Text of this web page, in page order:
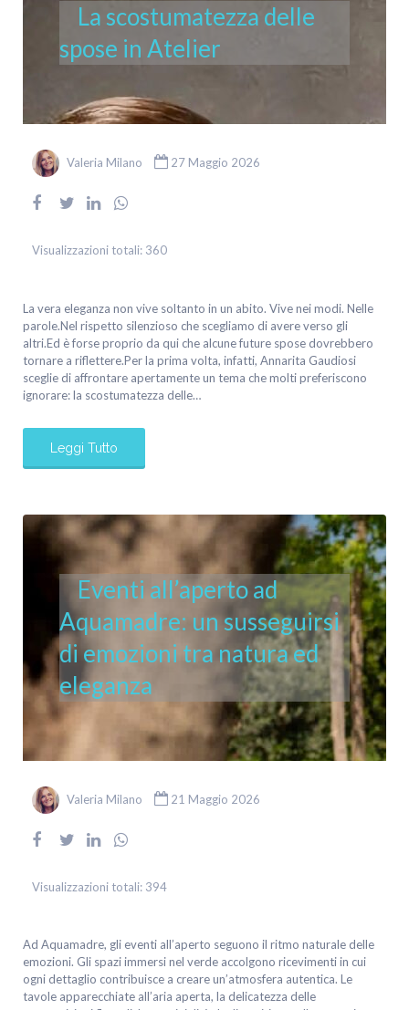
La scostumatezza delle
spose in Atelier
Valeria Milano 27 Maggio 2026
Visualizzazioni totali: 360
La vera eleganza non vive soltanto in un abito. Vive nei modi. Nelle
parole.Nel rispetto silenzioso che scegliamo di avere verso gli
altri.Ed è forse proprio da qui che alcune future spose dovrebbero
tornare a riflettere.Per la prima volta, infatti, Annarita Gaudiosi
sceglie di affrontare apertamente un tema che molti preferiscono
ignorare: la scostumatezza delle…
Leggi Tutto
Eventi all’aperto ad
Aquamadre: un susseguirsi
di emozioni tra natura ed
eleganza
Valeria Milano 21 Maggio 2026
Visualizzazioni totali: 394
Ad Aquamadre, gli eventi all’aperto seguono il ritmo naturale delle
emozioni. Gli spazi immersi nel verde accolgono ricevimenti in cui
ogni dettaglio contribuisce a creare un’atmosfera autentica. Le
tavole apparecchiate all’aria aperta, la delicatezza delle